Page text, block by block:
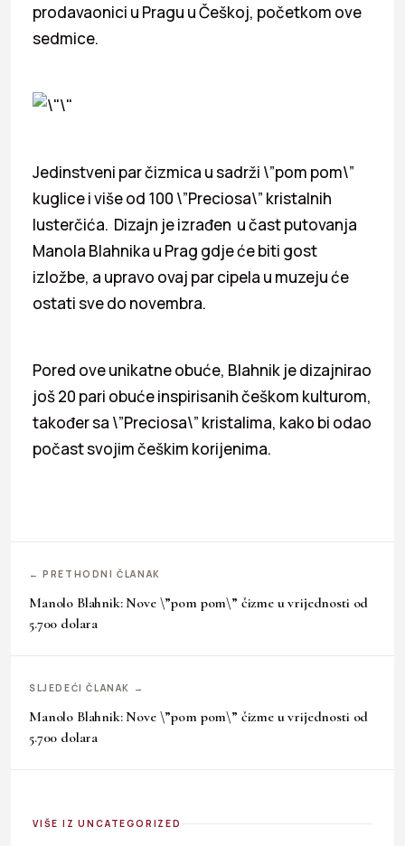
prodavaonici u Pragu u Češkoj, početkom ove
sedmice.
Jedinstveni par čizmica u sadrži \”pom pom\”
kuglice i više od 100 \”Preciosa\” kristalnih
lusterčića. Dizajn je izrađen u čast putovanja
Manola Blahnika u Prag gdje će biti gost
izložbe, a upravo ovaj par cipela u muzeju će
ostati sve do novembra.
Pored ove unikatne obuće, Blahnik je dizajnirao
još 20 pari obuće inspirisanih češkom kulturom,
također sa \”Preciosa\” kristalima, kako bi odao
počast svojim češkim korijenima.
← PRETHODNI ČLANAK
Manolo Blahnik: Nove \”pom pom\” čizme u vrijednosti od
5.700 dolara
SLJEDEĆI ČLANAK →
Manolo Blahnik: Nove \”pom pom\” čizme u vrijednosti od
5.700 dolara
VIŠE IZ UNCATEGORIZED